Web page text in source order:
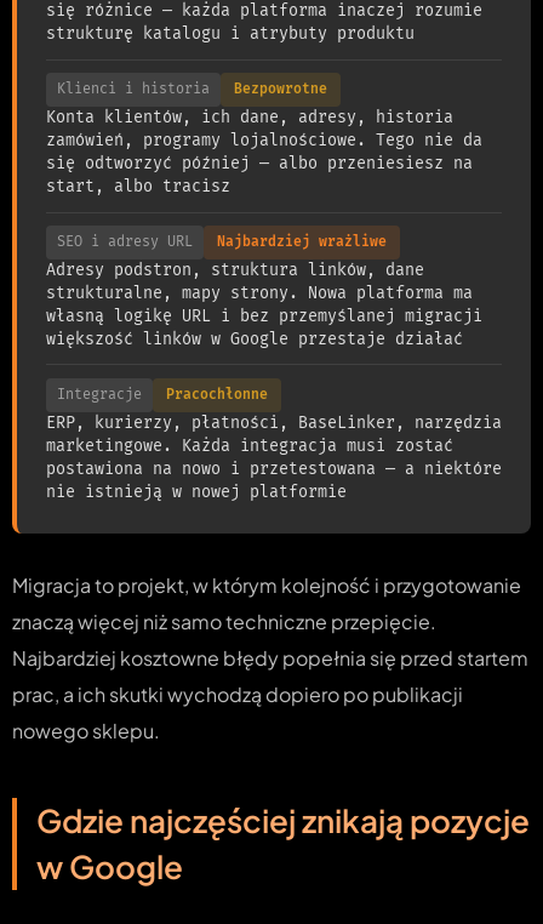
się różnice — każda platforma inaczej rozumie
strukturę katalogu i atrybuty produktu
Klienci i historia
Konta klientów, ich dane, adresy, historia
zamówień, programy lojalnościowe. Tego nie da
się odtworzyć później — albo przeniesiesz na
start, albo tracisz
Bezpowrotne
SEO i adresy URL
Adresy podstron, struktura linków, dane
strukturalne, mapy strony. Nowa platforma ma
własną logikę URL i bez przemyślanej migracji
większość linków w Google przestaje działać
Najbardziej wrażliwe
Integracje
ERP, kurierzy, płatności, BaseLinker, narzędzia
marketingowe. Każda integracja musi zostać
postawiona na nowo i przetestowana — a niektóre
nie istnieją w nowej platformie
Pracochłonne
Migracja to projekt, w którym kolejność i przygotowanie
znaczą więcej niż samo techniczne przepięcie.
Najbardziej kosztowne błędy popełnia się przed startem
prac, a ich skutki wychodzą dopiero po publikacji
nowego sklepu.
Gdzie najczęściej znikają pozycje
w Google